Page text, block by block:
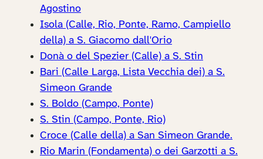
Agostino
Isola (Calle, Rio, Ponte, Ramo, Campiello
della) a S. Giacomo dall'Orio
Donà o del Spezier (Calle) a S. Stin
Bari (Calle Larga, Lista Vecchia dei) a S.
Simeon Grande
S. Boldo (Campo, Ponte)
S. Stin (Campo, Ponte, Rio)
Croce (Calle della) a San Simeon Grande.
Rio Marin (Fondamenta) o dei Garzotti a S.